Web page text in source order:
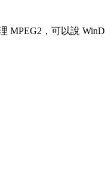
，可以說